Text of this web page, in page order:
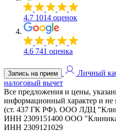
4.7 1014 оценок
4.6 741 оценка
Запись на прием Личный
налоговый вычет
Все предложения и цены,
информационный характер и не
(ст. 437 ГК РФ). ООО ЛДЦ
ИНН 2309151400 ООО "Клиника
ИНН 2309121029